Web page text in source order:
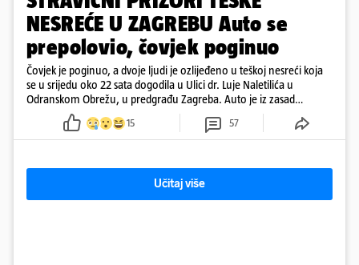
NESREĆE U ZAGREBU Auto se
prepolovio, čovjek poginuo
Čovjek je poginuo, a dvoje ljudi je ozlijeđeno u teškoj nesreći koja
se u srijedu oko 22 sata dogodila u Ulici dr. Luje Naletilića u
Odranskom Obrežu, u predgrađu Zagreba. Auto je iz zasad
neutvrđenih razloga sletio s kolnika, a od siline udara vozilo se
prepolovilo.
15 57
Učitaj više